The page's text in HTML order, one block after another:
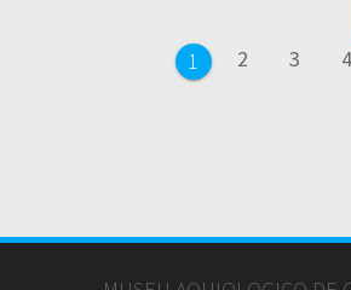
navigation
Page
1 Page
2 Page
3 4